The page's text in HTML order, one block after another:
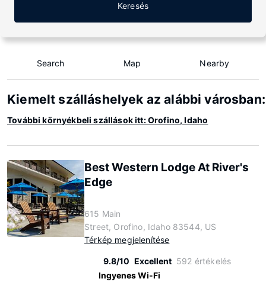
Keresés
Search Map Nearby
Kiemelt szálláshelyek az alábbi
További környékbeli szállások itt: Orofino, Idaho
Best Western Lodge At River's
Edge
615 Main
Street, Orofino, Idaho 83544, US
Térkép megjelenítése
9.8/10 Excellent 592 értékelés
Ingyenes Wi-Fi